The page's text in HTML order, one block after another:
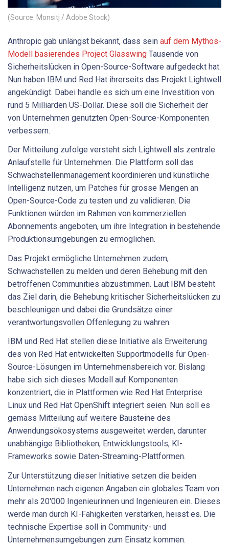
(Source: Monsitj / Adobe Stock)
Anthropic gab unlängst bekannt, dass sein auf dem Mythos-
Modell basierendes Project Glasswing Tausende von
Sicherheitslücken in Open-Source-Software aufgedeckt hat.
Nun haben IBM und Red Hat ihrerseits das Projekt Lightwell
angekündigt. Dabei handle es sich um eine Investition von
rund 5 Milliarden US-Dollar. Diese soll die Sicherheit der
von Unternehmen genutzten Open-Source-Komponenten
verbessern.
Der Mitteilung zufolge versteht sich Lightwell als zentrale
Anlaufstelle für Unternehmen. Die Plattform soll das
Schwachstellenmanagement koordinieren und künstliche
Intelligenz nutzen, um Patches für grosse Mengen an
Open-Source-Code zu testen und zu validieren. Die
Funktionen würden im Rahmen von kommerziellen
Abonnements angeboten, um ihre Integration in bestehende
Produktionsumgebungen zu ermöglichen.
Das Projekt ermögliche Unternehmen zudem,
Schwachstellen zu melden und deren Behebung mit den
betroffenen Communities abzustimmen. Laut IBM besteht
das Ziel darin, die Behebung kritischer Sicherheitslücken zu
beschleunigen und dabei die Grundsätze einer
verantwortungsvollen Offenlegung zu wahren.
IBM und Red Hat stellen diese Initiative als Erweiterung
des von Red Hat entwickelten Supportmodells für Open-
Source-Lösungen im Unternehmensbereich vor. Bislang
habe sich sich dieses Modell auf Komponenten
konzentriert, die in Plattformen wie Red Hat Enterprise
Linux und Red Hat OpenShift integriert seien. Nun soll es
gemäss Mitteilung auf weitere Bausteine des
Anwendungsökosystems ausgeweitet werden, darunter
unabhängige Bibliotheken, Entwicklungstools, KI-
Frameworks sowie Daten-Streaming-Plattformen.
Zur Unterstützung dieser Initiative setzen die beiden
Unternehmen nach eigenen Angaben ein globales Team von
mehr als 20'000 Ingenieurinnen und Ingenieuren ein. Dieses
werde man durch KI-Fähigkeiten verstärken, heisst es. Die
technische Expertise soll in Community- und
Unternehmensumgebungen zum Einsatz kommen.